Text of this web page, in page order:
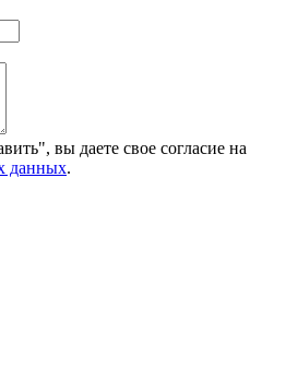
вы даете свое согласие на
данных.